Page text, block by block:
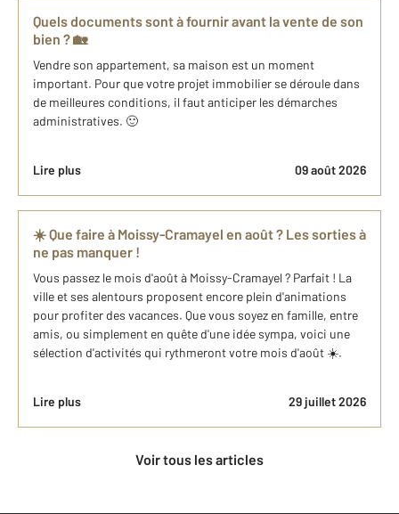
Quels documents sont à fournir avant la vente de son
bien ? 🏡
Vendre son appartement, sa maison est un moment
important. Pour que votre projet immobilier se déroule dans
de meilleures conditions, il faut anticiper les démarches
administratives. 🙂
Lire plus 09 août 2026
☀️ Que faire à Moissy-Cramayel en août ? Les sorties à
ne pas manquer !
Vous passez le mois d'août à Moissy-Cramayel ? Parfait ! La
ville et ses alentours proposent encore plein d'animations
pour profiter des vacances. Que vous soyez en famille, entre
amis, ou simplement en quête d'une idée sympa, voici une
sélection d'activités qui rythmeront votre mois d'août ☀️.
Lire plus 29 juillet 2026
Voir tous les articles